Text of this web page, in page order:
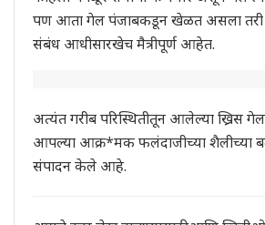
पण आता गेल पंजाबकडून खेळत असला तरी
संबंध आधीसारखेच मैत्रीपूर्ण आहेत.
अत्यंत गरीब परिस्थितीतून आलेल्या ख्रिस
आपल्या आक्र*मक फलंदाजीच्या शैलीच्या
संपादन केले आहे.